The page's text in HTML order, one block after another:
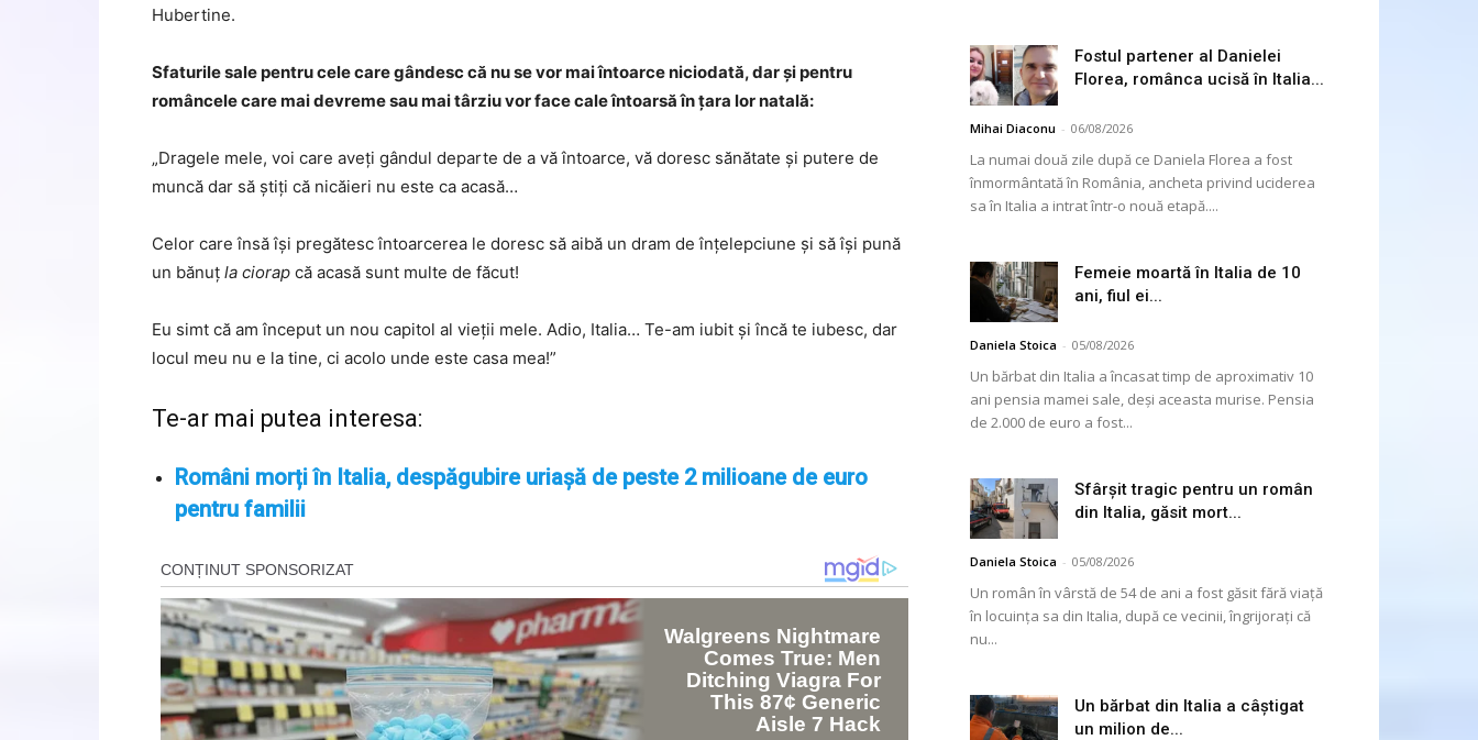
Hubertine.
Sfaturile sale pentru cele care gândesc că nu se vor mai întoarce niciodată, dar și pentru
româncele care mai devreme sau mai târziu vor face cale întoarsă în țara lor natală:
„Dragele mele, voi care aveți gândul departe de a vă întoarce, vă doresc sănătate și putere de
muncă dar să știți că nicăieri nu este ca acasă…
Celor care însă își pregătesc întoarcerea le doresc să aibă un dram de înțelepciune și să își pună
un bănuț la ciorap că acasă sunt multe de făcut!
Eu simt că am început un nou capitol al vieții mele. Adio, Italia… Te-am iubit și încă te iubesc, dar
locul meu nu e la tine, ci acolo unde este casa mea!”
Te-ar mai putea interesa:
Români morți în Italia, despăgubire uriașă de peste 2 milioane de euro
pentru familii
Fostul partener al Danielei
Florea, românca ucisă în Italia...
Mihai Diaconu - 06/08/2026
La numai două zile după ce Daniela Florea a fost
înmormântată în România, ancheta privind uciderea
sa în Italia a intrat într-o nouă etapă....
Femeie moartă în Italia de 10
ani, fiul ei...
Daniela Stoica - 05/08/2026
Un bărbat din Italia a încasat timp de aproximativ 10
ani pensia mamei sale, deși aceasta murise. Pensia
de 2.000 de euro a fost...
Sfârșit tragic pentru un român
din Italia, găsit mort...
Daniela Stoica - 05/08/2026
Un român în vârstă de 54 de ani a fost găsit fără viață
în locuința sa din Italia, după ce vecinii, îngrijorați că
nu...
Un bărbat din Italia a câștigat
un milion de...